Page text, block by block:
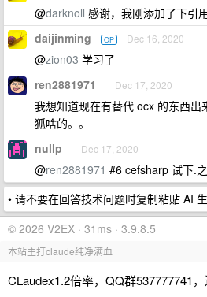
@darknoll 感谢，我刚添加了下引
daijinming OP Dec 16, 2020
@zion03 学习了
ren2881971 Dec 17, 2020
我想知道现在有替代 ocx 的东西
狐啥的。。
nullp Dec 17, 2020
@ren2881971 #6 cefsharp 试下.
• 请不要在回答技术问题时复制粘贴 AI
© 2026 V2EX · 31ms · 3.9.8.5
本站主打claude纯净满血
CLaudex1.2倍率，QQ群537777741